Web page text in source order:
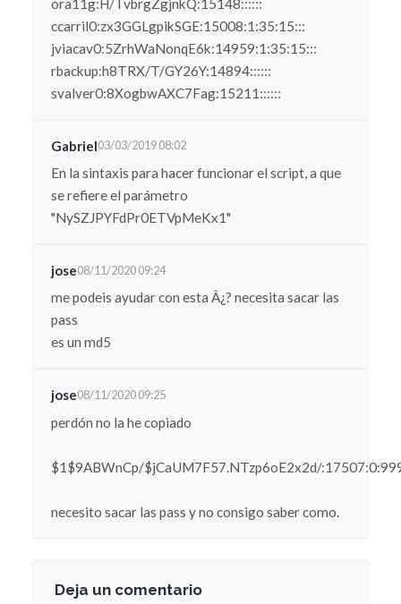
ora11g:H/TvbrgZgjnkQ:15148::::::
ccarril0:zx3GGLgpikSGE:15008:1:35:15:::
jviacav0:5ZrhWaNonqE6k:14959:1:35:15:::
rbackup:h8TRX/T/GY26Y:14894::::::
svalver0:8XogbwAXC7Fag:15211::::::
Gabriel03/03/2019 08:02
En la sintaxis para hacer funcionar el script, a que
se refiere el parámetro
"NySZJPYFdPr0ETVpMeKx1"
jose08/11/2020 09:24
me podeis ayudar con esta Â¿? necesita sacar las
pass
es un md5
jose08/11/2020 09:25
perdón no la he copiado
$1$9ABWnCp/$jCaUM7F57.NTzp6oE2x2d/
necesito sacar las pass y no consigo saber como.
Deja un comentario